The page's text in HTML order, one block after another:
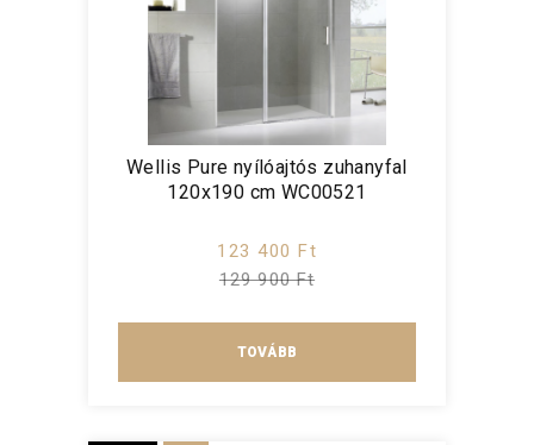
Wellis Pure nyílóajtós zuhanyfal
120x190 cm WC00521
123 400 Ft
129 900 Ft
TOVÁBB